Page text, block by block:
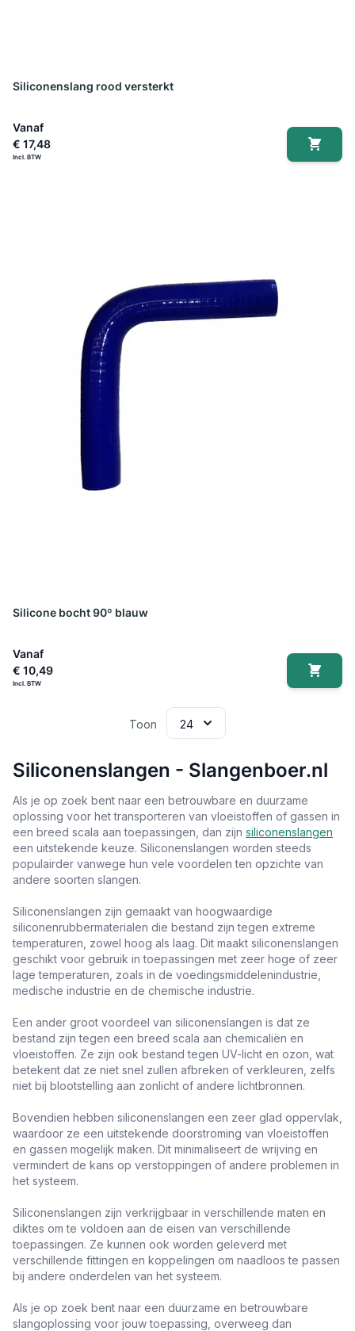
Siliconenslang rood versterkt
Vanaf
€ 17,48
Silicone bocht 90º blauw
Vanaf
€ 10,49
Toon
Siliconenslangen - Slangenboer.nl
Als je op zoek bent naar een betrouwbare en duurzame
oplossing voor het transporteren van vloeistoffen of gassen in
een breed scala aan toepassingen, dan zijn siliconenslangen
een uitstekende keuze. Siliconenslangen worden steeds
populairder vanwege hun vele voordelen ten opzichte van
andere soorten slangen.
Siliconenslangen zijn gemaakt van hoogwaardige
siliconenrubbermaterialen die bestand zijn tegen extreme
temperaturen, zowel hoog als laag. Dit maakt siliconenslangen
geschikt voor gebruik in toepassingen met zeer hoge of zeer
lage temperaturen, zoals in de voedingsmiddelenindustrie,
medische industrie en de chemische industrie.
Een ander groot voordeel van siliconenslangen is dat ze
bestand zijn tegen een breed scala aan chemicaliën en
vloeistoffen. Ze zijn ook bestand tegen UV-licht en ozon, wat
betekent dat ze niet snel zullen afbreken of verkleuren, zelfs
niet bij blootstelling aan zonlicht of andere lichtbronnen.
Bovendien hebben siliconenslangen een zeer glad oppervlak,
waardoor ze een uitstekende doorstroming van vloeistoffen
en gassen mogelijk maken. Dit minimaliseert de wrijving en
vermindert de kans op verstoppingen of andere problemen in
het systeem.
Siliconenslangen zijn verkrijgbaar in verschillende maten en
diktes om te voldoen aan de eisen van verschillende
toepassingen. Ze kunnen ook worden geleverd met
verschillende fittingen en koppelingen om naadloos te passen
bij andere onderdelen van het systeem.
Als je op zoek bent naar een duurzame en betrouwbare
slangoplossing voor jouw toepassing, overweeg dan